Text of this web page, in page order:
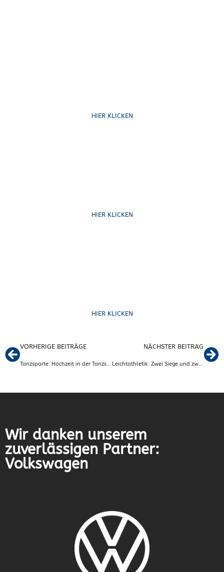
HIER KLICKEN
HIER KLICKEN
HIER KLICKEN
VORHERIGE BEITRÄGE NÄCHSTER BEITRAG
Leichtathletik: Zwei Siege und zwei Podestplätze beim Kinder- und Jugendsportfest in Meinersen
Wir danken unserem
zuverlässigen Partner:
Volkswagen